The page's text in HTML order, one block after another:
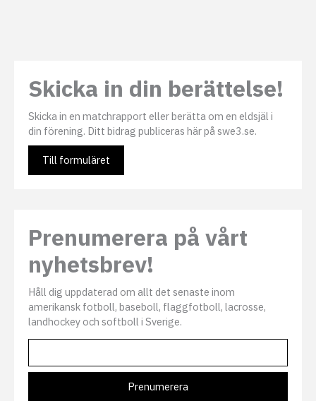
Skicka in din berättelse!
Skicka in en matchrapport eller berätta om en eldsjäl i
din förening. Ditt bidrag publiceras här på swe3.se.
Till formuläret
Prenumerera på vårt
nyhetsbrev!
Håll dig uppdaterad om allt det senaste inom
amerikansk fotboll, baseboll, flaggfotboll, lacrosse,
landhockey och softboll i Sverige.